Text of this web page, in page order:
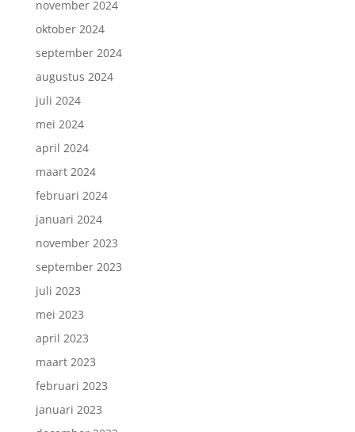
november 2024
oktober 2024
september 2024
augustus 2024
juli 2024
mei 2024
april 2024
maart 2024
februari 2024
januari 2024
november 2023
september 2023
juli 2023
mei 2023
april 2023
maart 2023
februari 2023
januari 2023
Inschrijven nieuwsbrief.